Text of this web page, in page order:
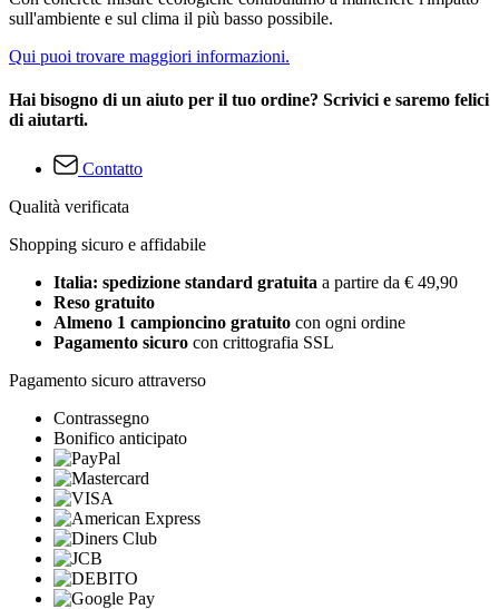
sull'ambiente e sul clima il più basso possibile.
Qui puoi trovare maggiori informazioni.
Hai bisogno di un aiuto per il tuo ordine? Scrivici e saremo felici
di aiutarti.
Contatto
Qualità verificata
Shopping sicuro e affidabile
Italia: spedizione standard gratuita a partire da € 49,90
Reso gratuito
Almeno 1 campioncino gratuito con ogni ordine
Pagamento sicuro con crittografia SSL
Pagamento sicuro attraverso
Contrassegno
Bonifico anticipato